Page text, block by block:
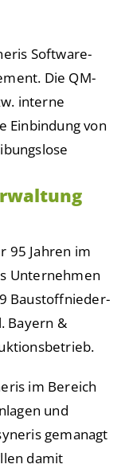
Software-
Die QM-
interne
Einbindung von
95 Jahren im
Unternehmen
Baustoffnieder-
Bayern &
im Bereich
und
gemanagt
damit